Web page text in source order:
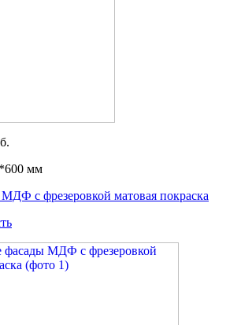
мм
с фрезеровкой матовая покраска